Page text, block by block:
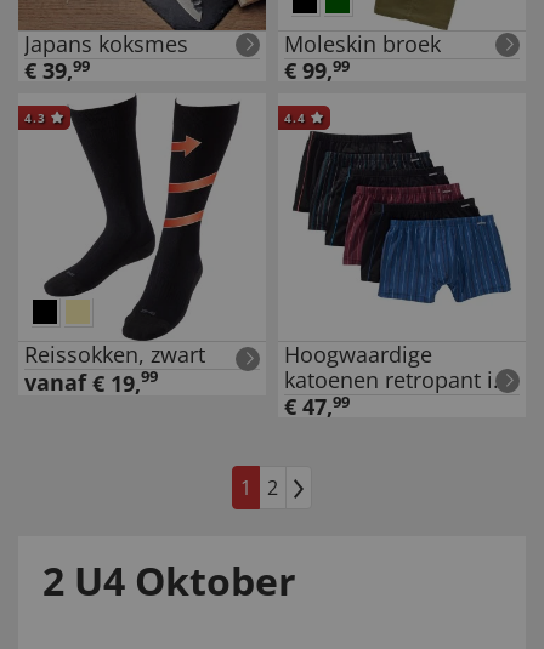
Japans koksmes
€ 39,99
Moleskin broek
€ 99,99
4.3
Reissokken, zwart
vanaf € 19,99
4.4
Hoogwaardige
katoenen retropant in
set van 6
€ 47,99
1 2
2 U4 Oktober